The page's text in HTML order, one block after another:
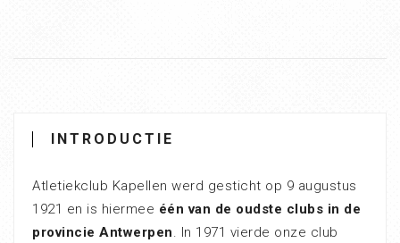
INTRODUCTIE
Atletiekclub Kapellen werd gesticht op 9 augustus
1921 en is hiermee één van de oudste clubs in de
provincie Antwerpen. In 1971 vierde onze club